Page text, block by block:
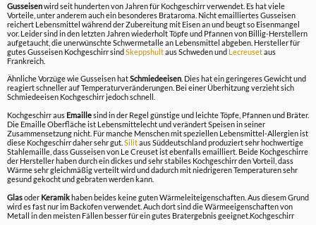
Gusseisenwird seit hunderten von Jahren für Kochgeschirr verwendet. Es hat viele
Vorteile, unter anderem auch ein besonderes Brataroma. Nicht emailliertes Gusseisen
reichert Lebensmittel während der Zubereitung mit Eisen an und beugt so Eisenmangel
vor. Leider sind in den letzten Jahren wiederholt Töpfe und Pfannen von Billig-Herstellern
aufgetaucht, die unerwünschte Schwermetalle an Lebensmittel abgeben. Hersteller für
gutes Gusseisen Kochgeschirr sindSkeppshult aus Schweden und Lecreuset aus
Frankreich.
Ähnliche Vorzüge wie Gusseisen hatSchmiedeeisen . Dies hat ein geringeres Gewicht und
reagiert schneller auf Temperaturveränderungen. Bei einer Überhitzung verzieht sich
Schmiedeeisen Kochgeschirr jedoch schnell.
Kochgeschirr aus Emaillesind in der Regel günstige und leichte Töpfe, Pfannen und Bräter.
Die Emaille Oberfläche ist Lebensmittelecht und verändert Speisen in seiner
Zusammensetzung nicht. Für manche Menschen mit speziellen Lebensmittel-Allergien ist
diese Kochgeschirr daher sehr gut. Silitaus Süddeutschland produziert sehr hochwertige
Stahlemaille, dass Gusseisen von Le Creuset ist ebenfalls emailliert. Beide Kochgeschirre
der Hersteller haben durch ein dickes und sehr stabiles Kochgeschirr den Vorteil, dass
Wärme sehr gleichmäßig verteilt wird und dadurch mit niedrigeren Temperaturen sehr
gesund gekocht und gebraten werden kann.
Glasoder Keramikhaben beides keine guten Wärmeleiteigenschaften. Aus diesem Grund
wird es fast nur im Backofen verwendet. Auch dort sind die Wärmeeigenschaften von
Metall in den meisten Fällen besser für ein gutes Bratergebnis geeignet.Kochgeschirr